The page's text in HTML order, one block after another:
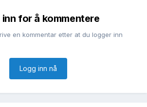
inn for å kommentere
en kommentar etter at du logger inn
Logg inn nå